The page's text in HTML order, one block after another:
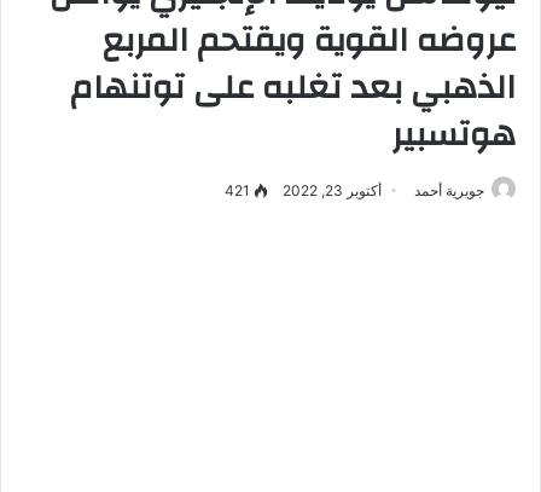
عروضه القوية ويقتحم المربع
الذهبي بعد تغلبه على توتنهام
هوتسبير
جويرية أحمد أكتوبر 23, 2022 421